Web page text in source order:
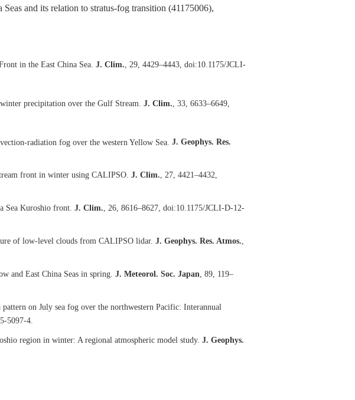
and its relation to stratus-fog transition (41175006),
in the East China Sea. J. Clim., 29, 4429–4443, doi:10.1175/JCLI-
precipitation over the Gulf Stream. J. Clim. , 33, 6633–6649,
fog over the western Yellow Sea. J. Geophys. Res.
front in winter using CALIPSO. J. Clim., 27, 4421–4432,
Sea Kuroshio front. J. Clim., 26, 8616–8627, doi:10.1175/JCLI-D-12-
of low-level clouds from CALIPSO lidar. J. Geophys. Res. Atmos.,
and East China Seas in spring. J. Meteorol. Soc. Japan, 89, 119–
on July sea fog over the northwestern Pacific: Interannual
5097-4.
region in winter: A regional atmospheric model study. J. Geophys.